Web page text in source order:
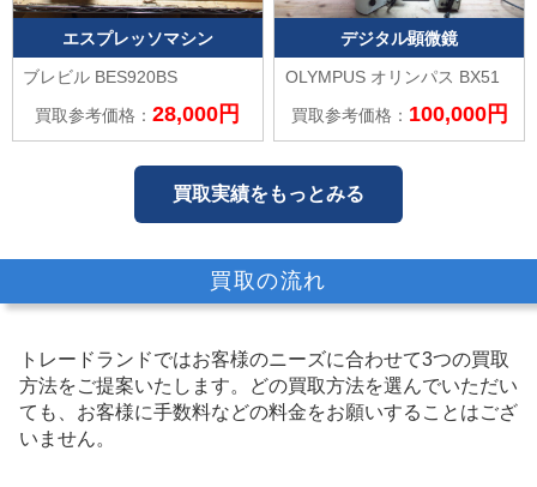
エスプレッソマシン
ブレビル BES920BS
買取参考価格：28,000円
デジタル顕微鏡
OLYMPUS オリンパス BX51
買取参考価格： 100,000円
買取実績をもっとみる
買取の流れ
トレードランドではお客様のニーズに合わせて3つの買取
方法をご提案いたします。
どの買取方法を選んでいただい
ても、お客様に手数料などの料金をお願いすることはござ
いません。